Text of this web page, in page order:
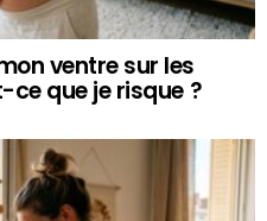
ventre sur les
ce que je risque ?